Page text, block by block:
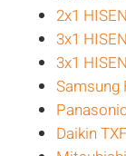
2x1
3x1
3x1
Samsung
Daikin